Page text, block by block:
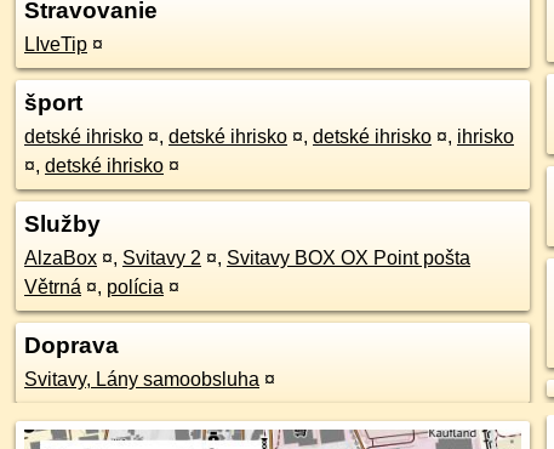
Stravovanie
LIveTip ¤
šport
detské ihrisko ¤, detské ihrisko ¤, detské ihrisko ¤, ihrisko
¤, detské ihrisko ¤
Služby
AlzaBox ¤, Svitavy 2 ¤, Svitavy BOX OX Point pošta
Větrná ¤, polícia ¤
Doprava
Svitavy, Lány samoobsluha ¤